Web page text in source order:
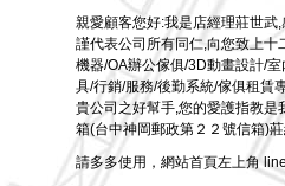
親愛顧客您好:我是店經理莊世武
謹代表公司所有同仁,向您致上十
機器/OA辦公傢俱/3D動畫設計/
具/行銷/服務/後勤系統/傢俱租賃
貴公司之好幫手,您的愛護指教是
箱(台中神岡郵政第２２號信箱)
請多多使用，網站首頁左上角